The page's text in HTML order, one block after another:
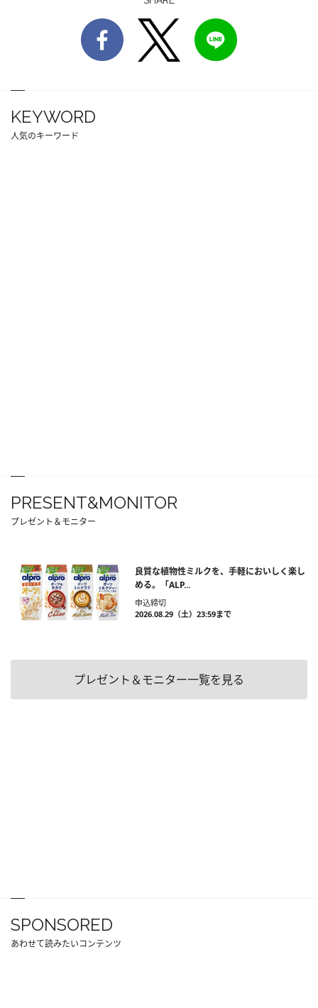
KEYWORD
人気のキーワード
PRESENT&MONITOR
プレゼント＆モニター
良質な植物性ミルクを、手軽においしく楽し
める。「ALP...
申込締切
2026.08.29（土）23:59まで
プレゼント＆モニター一覧を見る
SPONSORED
あわせて読みたいコンテンツ